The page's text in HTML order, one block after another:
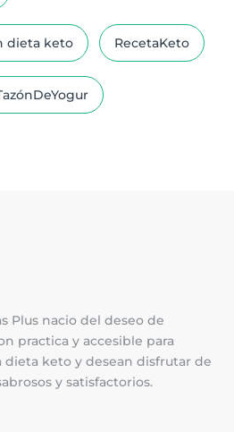
dieta keto RecetaKeto
Plus nacio del deseo de
practica y accesible para
dieta keto y desean disfrutar de
y satisfactorios.